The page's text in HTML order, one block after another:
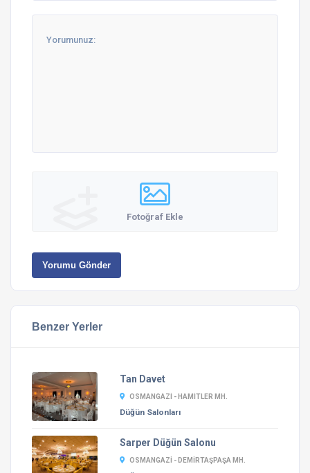
Fotoğraf Ekle
Yorumu Gönder
Benzer Yerler
Tan Davet
OSMANGAZI - HAMITLER MH.
Düğün Salonları
Sarper Düğün Salonu
OSMANGAZI - DEMIRTAŞPAŞA MH.